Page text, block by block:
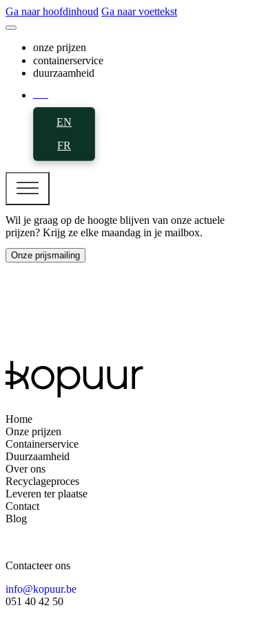
Ga naar hoofdinhoud Ga naar voettekst
onze prijzen
containerservice
duurzaamheid
EN
FR
Wil je graag op de hoogte blijven van onze actuele
prijzen? Krijg ze elke maandag in je mailbox.
Onze prijsmailing
Home
Onze prijzen
Containerservice
Duurzaamheid
Over ons
Recyclageproces
Leveren ter plaatse
Contact
Blog
Contacteer ons
info@kopuur.be
051 40 42 50